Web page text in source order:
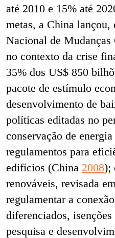
até 2010 e 15% até
metas, a China lançou,
Nacional de
no contexto da crise
35% dos US$ 850
pacote de estímulo
desenvolvimento de
políticas editadas no
conservação de
regulamentos para
edifícios (China 2008);
renováveis, revisada
regulamentar a
diferenciados,
pesquisa e